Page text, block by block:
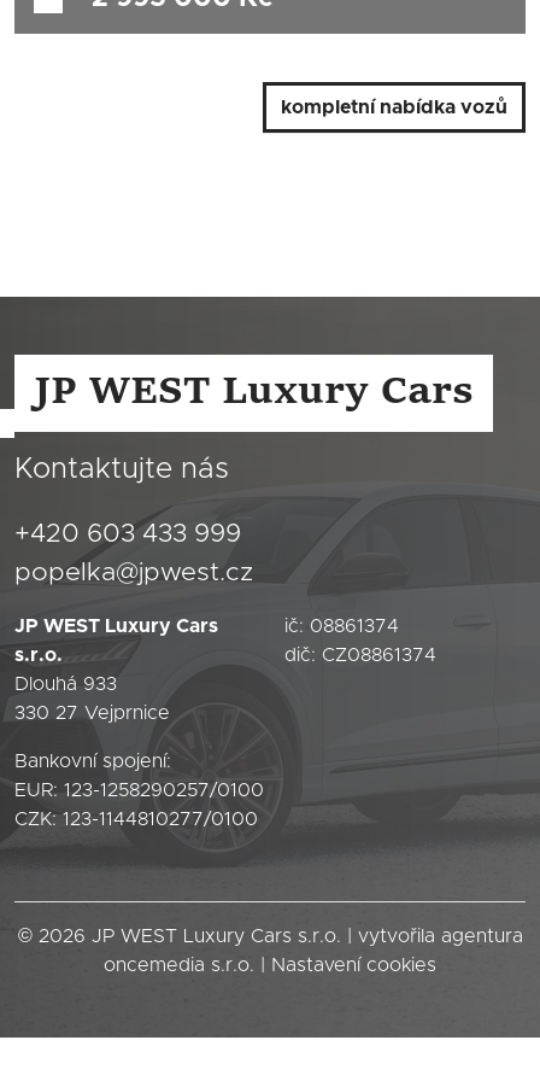
Nájezd:
automatická
kompletní nabídka vozů
JP WEST Luxury Cars
Kontaktujte nás
+420 603 433 999
popelka@jpwest.cz
JP WEST Luxury Cars
s.r.o.
Dlouhá 933
330 27 Vejprnice
ič: 08861374
dič: CZ08861374
Bankovní spojení:
EUR: 123-1258290257/0100
CZK: 123-1144810277/0100
© 2026 JP WEST Luxury Cars s.r.o. | vytvořila agentura
oncemedia s.r.o.
Nastavení cookies